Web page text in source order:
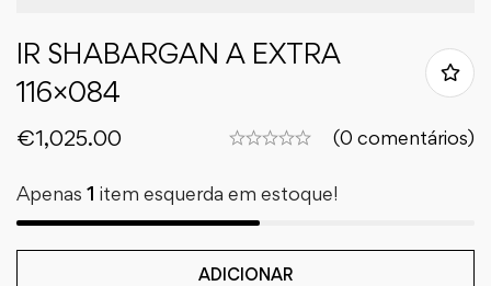
IR SHABARGAN A EXTRA
116×084
€1,025.00 (0 comentários)
Apenas 1 item esquerda em estoque!
ADICIONAR